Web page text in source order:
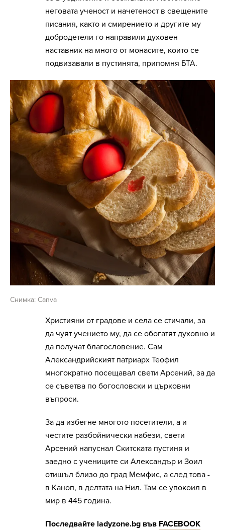
неговата ученост и начетеност в свещените
писания, както и смирението и другите му
добродетели го направили духовен
наставник на много от монасите, които се
подвизавали в пустинята, припомня БТА.
Снимка: Canva
Християни от градове и села се стичали, за
да чуят учението му, да се обогатят духовно и
да получат благословение. Сам
Александрийският патриарх Теофил
многократно посещавал свети Арсений, за да
се съветва по богословски и църковни
въпроси.
За да избегне многото посетители, а и
честите разбойнически набези, свети
Арсений напуснал Скитската пустиня и
заедно с учениците си Александър и Зоил
отишъл близо до град Мемфис, а след това -
в Каноп, в делтата на Нил. Там се упокоил в
мир в 445 година.
Последвайте ladyzone.bg във FACEBOOK